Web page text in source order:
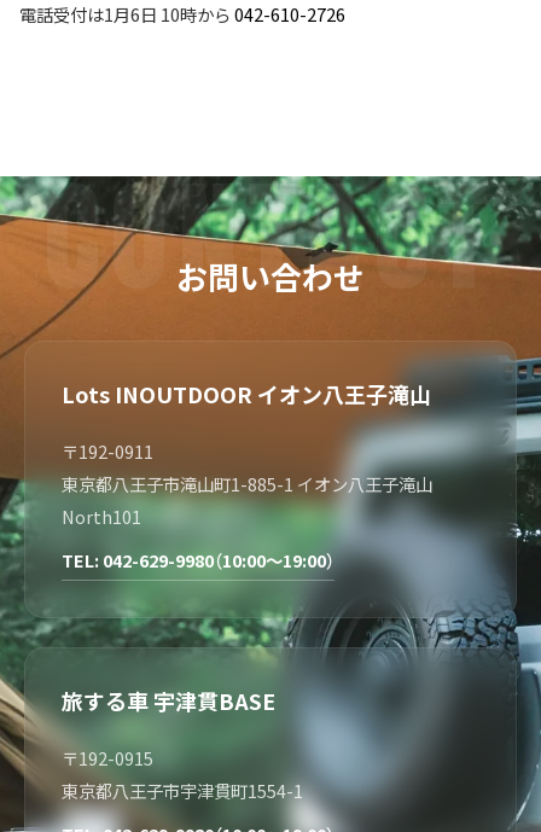
電話受付は1月6日 10時から 042-610-2726
お問い合わせ
Lots INOUTDOOR イオン八王子滝山
〒192-0911
東京都八王子市滝山町1-885-1 イオン八王子滝山
North101
TEL: 042-629-9980（10:00～19:00）
旅する車 宇津貫BASE
〒192-0915
東京都八王子市宇津貫町1554-1